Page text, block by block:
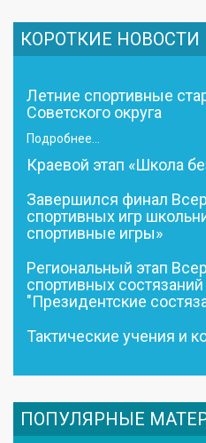
КОРОТКИЕ НОВОСТИ
Летние спортивные
Советского округа
Подробнее...
Краевой этап «Школа
Завершился финал
спортивных игр
спортивные игры»
Региональный этап
спортивных
"Президентские
Тактические учения и
ПОПУЛЯРНЫЕ